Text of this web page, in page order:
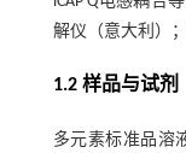
解仪（意大利）；
1.2 样品与试剂
多元素标准品溶